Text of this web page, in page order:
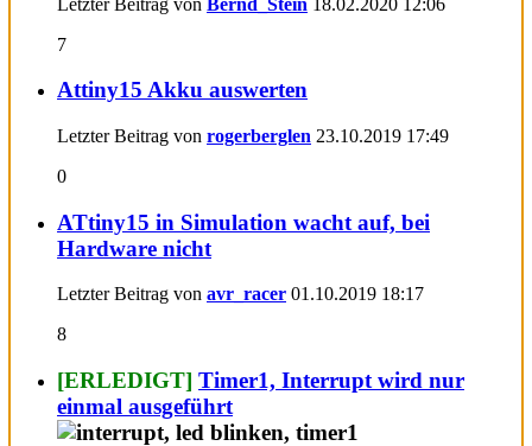
7
Attiny15 Akku auswerten
Letzter Beitrag von rogerberglen 23.10.2019 17:49
0
ATtiny15 in Simulation wacht auf, bei
Hardware nicht
Letzter Beitrag von avr_racer 01.10.2019 18:17
8
[ERLEDIGT] Timer1, Interrupt wird nur
einmal ausgeführt